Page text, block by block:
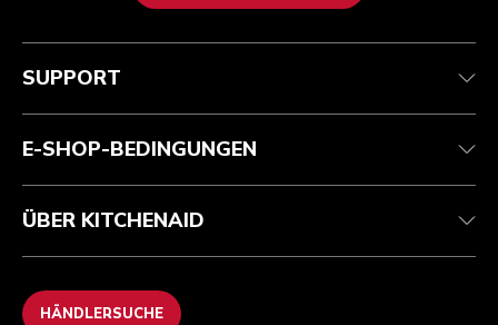
Health Check
Verfolgen Sie Ihre Bestellung
Garantie und Dokumente
Häufig gestellte fragen
Teilnahmebedingungen
Rückgaben und Erstattungen
Impressum
ODR
Die Marke
Händlersuche
SUPPORT
E-SHOP-BEDINGUNGEN
ÜBER KITCHENAID
HÄNDLERSUCHE